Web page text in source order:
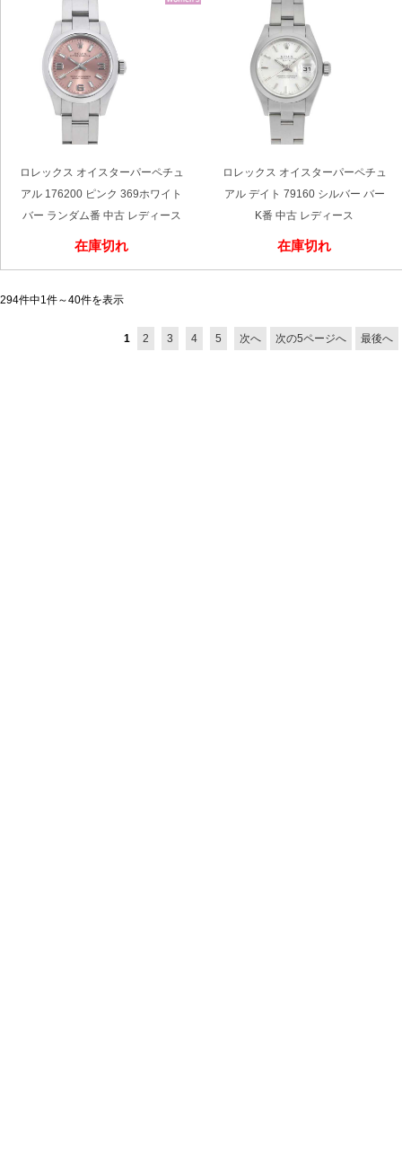
ロレックス オイスターパーペチュ
アル 176200 ピンク 369ホワイト
バー ランダム番 中古 レディース
在庫切れ
ロレックス オイスターパーペチュ
アル デイト 79160 シルバー バー
K番 中古 レディース
在庫切れ
294件中1件～40件を表示
1 2 3 4 5 次へ 次の5ページへ 最後へ